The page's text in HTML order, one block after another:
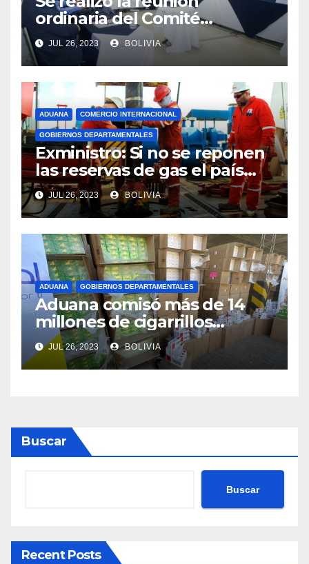
ordinaria del Comité
Aduanero Centroamericano
JUL 26, 2023 BOLIVIA
ADUANA COMERCIO INTERNACIONAL
GOBIERNOS DEPARTAMENTALES
Exministro: Si no se reponen
las reservas de gas el país
comenzará a importar con un
millonario presupuesto
JUL 26, 2023 BOLIVIA
ADUANA GOBIERNOS DEPARTAMENTALES
Aduana comisó más de 14
millones de cigarrillos
valuados en Bs 700.000
JUL 26, 2023 BOLIVIA
Buscar
Buscar
Recent Posts